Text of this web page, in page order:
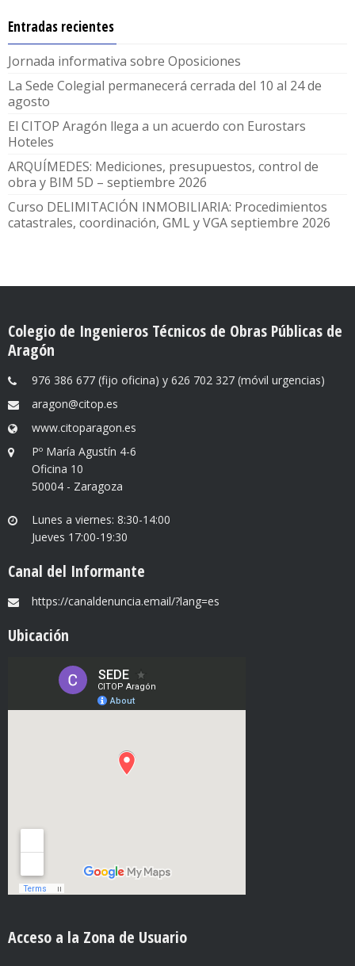
Entradas recientes
Jornada informativa sobre Oposiciones
La Sede Colegial permanecerá cerrada del 10 al 24 de
agosto
El CITOP Aragón llega a un acuerdo con Eurostars
Hoteles
ARQUÍMEDES: Mediciones, presupuestos, control de
obra y BIM 5D – septiembre 2026
Curso DELIMITACIÓN INMOBILIARIA: Procedimientos
catastrales, coordinación, GML y VGA septiembre 2026
Colegio de Ingenieros Técnicos de Obras Públicas de
Aragón
976 386 677 (fijo oficina) y 626 702 327 (móvil urgencias)
aragon@citop.es
www.citoparagon.es
Pº María Agustín 4-6
Oficina 10
50004 - Zaragoza
Lunes a viernes: 8:30-14:00
Jueves 17:00-19:30
Canal del Informante
https://canaldenuncia.email/?lang=es
Ubicación
Acceso a la Zona de Usuario